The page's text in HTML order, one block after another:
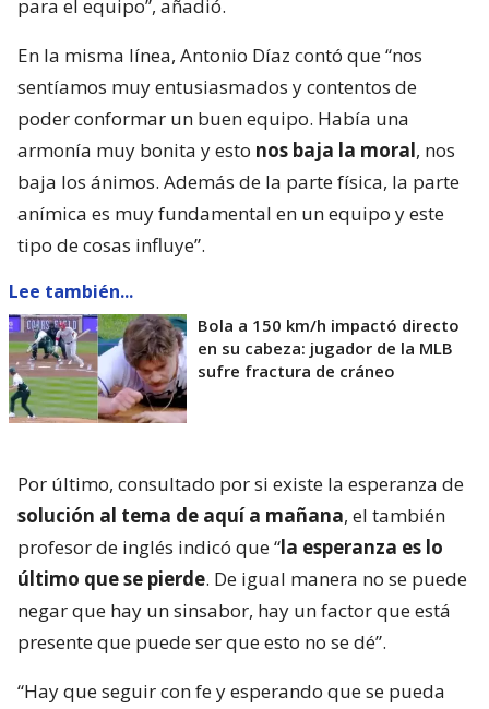
para el equipo”, añadió.
En la misma línea, Antonio Díaz contó que “nos
sentíamos muy entusiasmados y contentos de
poder conformar un buen equipo. Había una
armonía muy bonita y esto nos baja la moral, nos
baja los ánimos. Además de la parte física, la parte
anímica es muy fundamental en un equipo y este
tipo de cosas influye”.
Lee también...
Bola a 150 km/h impactó directo
en su cabeza: jugador de la MLB
sufre fractura de cráneo
Por último, consultado por si existe la esperanza de
solución al tema de aquí a mañana, el también
profesor de inglés indicó que “la esperanza es lo
último que se pierde. De igual manera no se puede
negar que hay un sinsabor, hay un factor que está
presente que puede ser que esto no se dé”.
“Hay que seguir con fe y esperando que se pueda